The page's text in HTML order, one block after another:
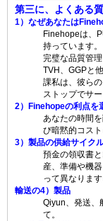
第三に、よくある
1）なぜあなたは
Finehopeは、
持っています
完璧な品質管
TVH、GGPと
課私は、彼ら
ストップでサ
2）Finehopeの利点を
あなたの時間
び暗黙的コスト
3）製品の供給サイク
預金の領収書
産、準備や機
って異なります
輸送の4）製品
Qiyun、発送、
て。